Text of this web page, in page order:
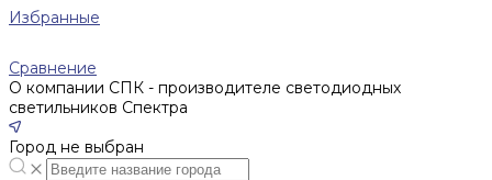
Избранные
Сравнение
О компании СПК - производителе светодиодных
светильников Спектра
Город не выбран